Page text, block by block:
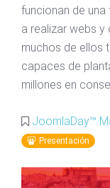
funcionan de
a realizar webs y
muchos de ellos
capaces de
millones en
JoomlaDay™
Presentación